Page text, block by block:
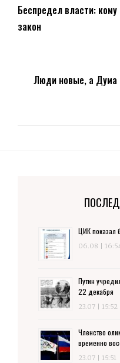
Беспредел власти:
закон
Люди новые, а Дума
ЦИК показал
06.08 |
Путин
22 декабря
23.07 | 15:52
Членство
временно
23.07 | 15:51